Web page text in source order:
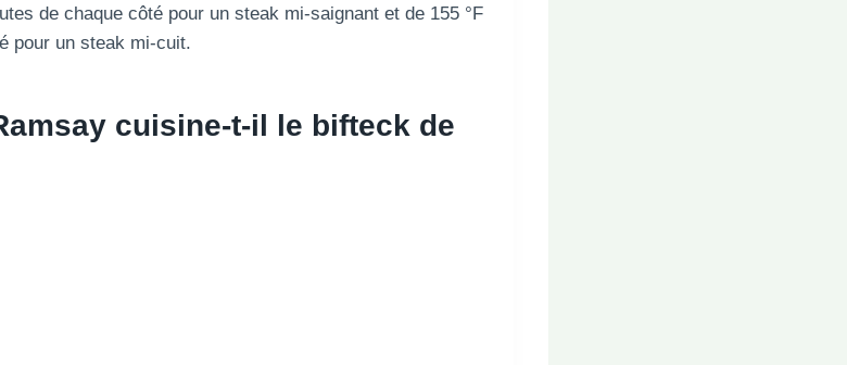
de chaque côté pour un steak mi-saignant et de 155 °F
pour un steak mi-cuit.
cuisine-t-il le bifteck de